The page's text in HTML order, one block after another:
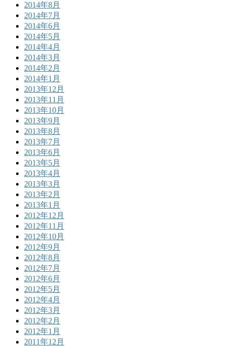
2014年8月
2014年7月
2014年6月
2014年5月
2014年4月
2014年3月
2014年2月
2014年1月
2013年12月
2013年11月
2013年10月
2013年9月
2013年8月
2013年7月
2013年6月
2013年5月
2013年4月
2013年3月
2013年2月
2013年1月
2012年12月
2012年11月
2012年10月
2012年9月
2012年8月
2012年7月
2012年6月
2012年5月
2012年4月
2012年3月
2012年2月
2012年1月
2011年12月